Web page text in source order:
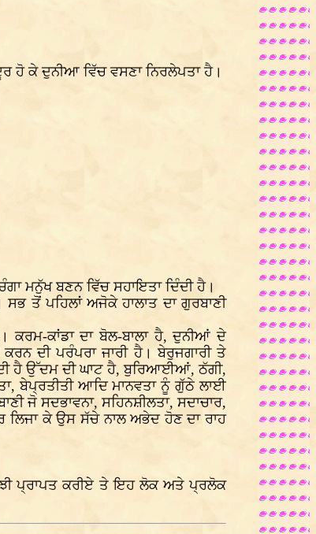
ਹੋ ਕੇ ਦੁਨੀਆ ਵਿੱਚ ਵਸਣਾ ਨਿਰਲੇਪਤਾ ਹੈ।
ਮਨੁੱਖ ਬਣਨ ਵਿੱਚ ਸਹਾਇਤਾ ਦਿੰਦੀ ਹੈ।
ਤੋਂ ਪਹਿਲਾਂ ਅਜੋਕੇ ਹਾਲਾਤ ਦਾ ਗੁਰਬਾਣੀ
ਕਰਮ-ਕਾਂਡਾ ਦਾ ਬੋਲ-ਬਾਲਾ ਹੈ, ਦੁਨੀਆਂ ਦੇ
ਦੀ ਪਰੰਪਰਾ ਜਾਰੀ ਹੈ। ਬੇਰੁਜਗਾਰੀ ਤੇ
ਦੀ ਹੈ ਉੱਦਮ ਦੀ ਘਾਟ ਹੈ, ਬੁਰਿਆਈਆਂ, ਠੱਗੀ,
ਬੇਪ੍ਰਤੀਤੀ ਆਦਿ ਮਾਨਵਤਾ ਨੂੰ ਗੁੱਠੇ ਲਾਈ
ਜੋ ਸਦਭਾਵਨਾ, ਸਹਿਨਸ਼ੀਲਤਾ, ਸਦਾਚਾਰ,
ਲਿਜਾ ਕੇ ਉਸ ਸੱਚੇ ਨਾਲ ਅਭੇਦ ਹੋਣ ਦਾ ਰਾਹ
ਪ੍ਰਾਪਤ ਕਰੀਏ ਤੇ ਇਹ ਲੋਕ ਅਤੇ ਪ੍ਰਲੋਕ